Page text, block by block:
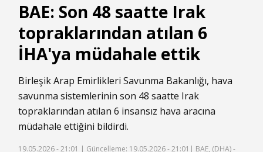
BAE: Son 48 saatte Irak
topraklarından atılan 6
İHA'ya müdahale ettik
Birleşik Arap Emirlikleri Savunma Bakanlığı, hava
savunma sistemlerinin son 48 saatte Irak
topraklarından atılan 6 insansız hava aracına
müdahale ettiğini bildirdi.
19.05.2026 - 21:01 | Güncelleme: 19.05.2026 - 21:01 | BAE, (DHA) -